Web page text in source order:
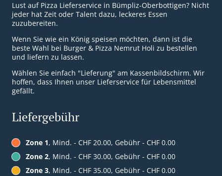
Lust auf Pizza Lieferservice in Bümpliz-Oberbottigen? Nicht
jeder hat Zeit oder Talent dazu, leckeres Essen
zuzubereiten.
Wenn Sie wie ein König speisen möchten, dann ist die
beste Wahl bei Burger & Pizza Nemrut Holi zu bestellen
und liefern zu lassen.
Wählen Sie einfach "Lieferung" am Kassenbildschirm. Wir
hoffen, dass Ihnen unser Lieferservice für Lebensmittel
gefällt.
Liefergebühr
Zone 1, Mind. - CHF 20.00, Gebühr - CHF 0.00
Zone 2, Mind. - CHF 30.00, Gebühr - CHF 0.00
Zone 3, Mind. - CHF 35.00, Gebühr - CHF 0.00